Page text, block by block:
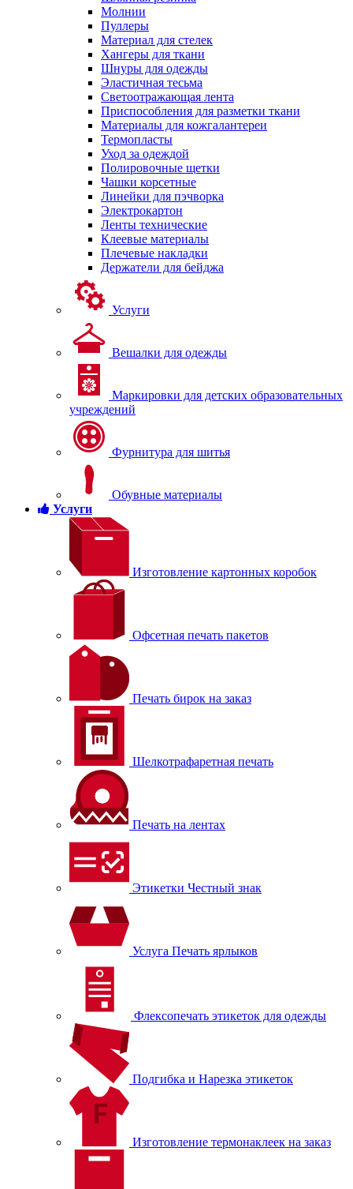
Молнии
Пуллеры
Материал для стелек
Хангеры для ткани
Шнуры для одежды
Эластичная тесьма
Светоотражающая лента
Приспособления для разметки ткани
Материалы для кожгалантереи
Термопласты
Уход за одеждой
Полировочные щетки
Чашки корсетные
Линейки для пэчворка
Электрокартон
Ленты технические
Клеевые материалы
Плечевые накладки
Держатели для бейджа
Услуги
Вешалки для одежды
Маркировки для детских образовательных
учреждений
Фурнитура для шитья
Обувные материалы
Услуги
Изготовление картонных коробок
Офсетная печать пакетов
Печать бирок на заказ
Шелкотрафаретная печать
Печать на лентах
Этикетки Честный знак
Услуга Печать ярлыков
Флексопечать этикеток для одежды
Подгибка и Нарезка этикеток
Изготовление термонаклеек на заказ